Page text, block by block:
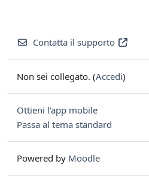
Contatta il supporto
Non sei collegato. (Accedi)
Ottieni l'app mobile
Passa al tema standard
Powered by Moodle